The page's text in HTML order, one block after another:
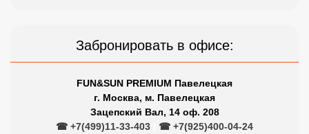
Забронировать в офисе:
FUN&SUN PREMIUM Павелецкая
г. Москва, м. Павелецкая
Зацепский Вал, 14 оф. 208
☎ +7(499)11-33-403
☎ +7(925)400-04-24